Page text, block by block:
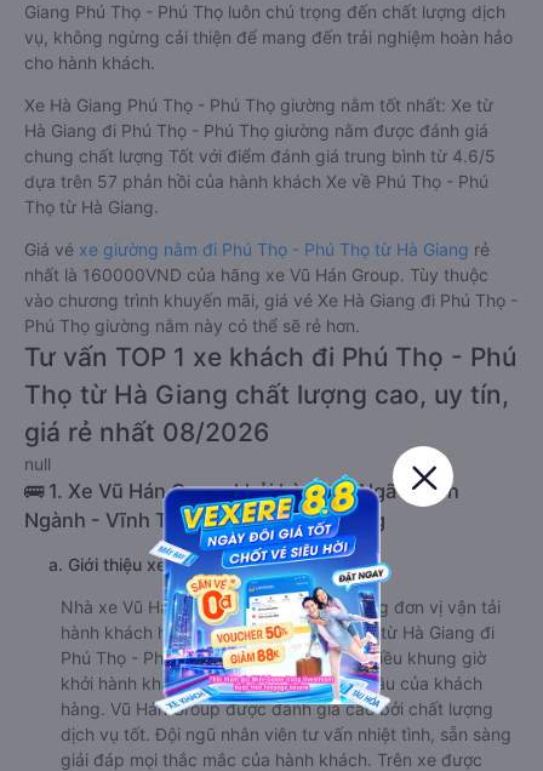
Giang Phú Thọ - Phú Thọ luôn chú trọng đến chất lượng dịch
vụ, không ngừng cải thiện để mang đến trải nghiệm hoàn hảo
cho hành khách.
Xe Hà Giang Phú Thọ - Phú Thọ giường nằm tốt nhất: Xe từ
Hà Giang đi Phú Thọ - Phú Thọ giường nằm được đánh giá
chung chất lượng Tốt với điểm đánh giá trung bình từ 4.6/5
dựa trên 57 phản hồi của hành khách Xe về Phú Thọ - Phú
Thọ từ Hà Giang.
Giá vé xe giường nằm đi Phú Thọ - Phú Thọ từ Hà Giang rẻ
nhất là 160000VND của hãng xe Vũ Hán Group. Tùy thuộc
vào chương trình khuyến mãi, giá vé Xe Hà Giang đi Phú Thọ -
Phú Thọ giường nằm này có thể sẽ rẻ hơn.
Tư vấn TOP 1 xe khách đi Phú Thọ - Phú
Thọ từ Hà Giang chất lượng cao, uy tín,
giá rẻ nhất 08/2026
null
🚌 1. Xe Vũ Hán Group khởi hành tại Ngã 3 Liên
Ngành - Vĩnh Tuy - Hết TT Việt Quang
a. Giới thiệu xe Vũ Hán Group
Nhà xe Vũ Hán Group là một trong những đơn vị vận tải
hành khách hàng đầu trên tuyến đường từ Hà Giang đi
Phú Thọ - Phú Thọ. Nhà xe cung cấp nhiều khung giờ
khởi hành khác nhau, phù hợp với nhu cầu của khách
hàng. Vũ Hán Group được đánh giá cao bởi chất lượng
dịch vụ tốt. Đội ngũ nhân viên tư vấn nhiệt tình, sẵn sàng
giải đáp mọi thắc mắc của hành khách. Trên xe được